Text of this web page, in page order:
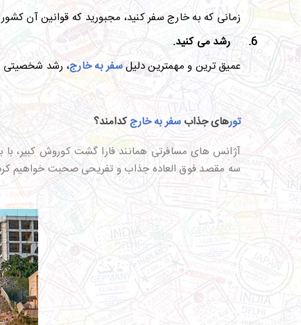
زمانی که به خارج سفر کنید، مجبورید که قوانین آن
6.
رشد می کنید.
عمیق ترین و مهمترین دلیلسفر به خارج، رشد شخصیتی
تورهای جذاب سفر به خارجکدامند؟
آژانس های مسافرتی همانند فارا گشت کوروش کبیر، با
سه مقصد فوق العاده جذاب و تفریحی صحبت خواهیم